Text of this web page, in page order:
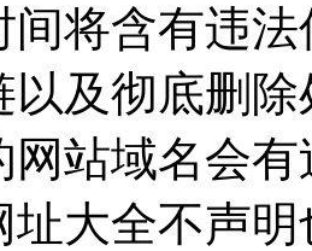
间将含有违
以及彻底删
网站域名会
址大全不声